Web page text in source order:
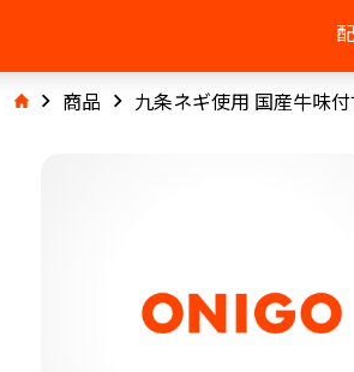
商品 九条ネギ使用 国産牛味